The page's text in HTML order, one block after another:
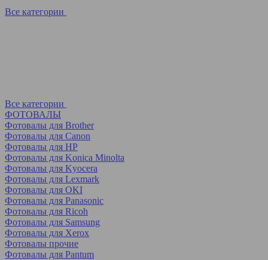
Все категории
Все категории
ФОТОВАЛЫ
Фотовалы для Brother
Фотовалы для Canon
Фотовалы для HP
Фотовалы для Koniсa Minolta
Фотовалы для Kyocera
Фотовалы для Lexmark
Фотовалы для OKI
Фотовалы для Panasonic
Фотовалы для Ricoh
Фотовалы для Samsung
Фотовалы для Xerox
Фотовалы прочие
Фотовалы для Pantum